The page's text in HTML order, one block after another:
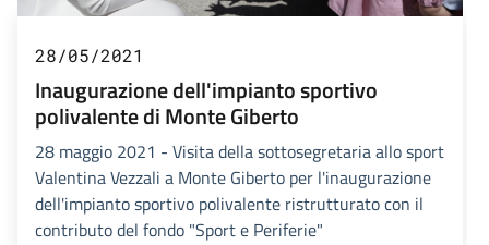
28/05/2021
Inaugurazione dell'impianto sportivo
polivalente di Monte Giberto
28 maggio 2021 - Visita della sottosegretaria allo sport
Valentina Vezzali a Monte Giberto per l'inaugurazione
dell'impianto sportivo polivalente ristrutturato con il
contributo del fondo "Sport e Periferie"